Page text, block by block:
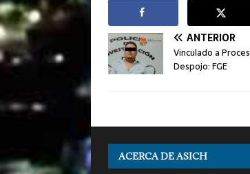
ANTERIOR
Vinculado a
Despojo: FGE
ACERCA DE ASICH